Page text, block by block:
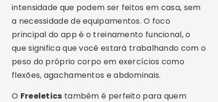
intensidade que podem ser feitos em casa, sem
a necessidade de equipamentos. O foco
principal do app é o treinamento funcional, o
que significa que você estará trabalhando com o
peso do próprio corpo em exercícios como
flexões, agachamentos e abdominais.
O Freeletics também é perfeito para quem